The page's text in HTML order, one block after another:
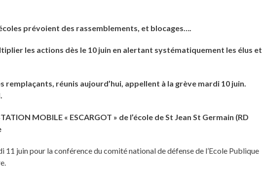
prévoient des rassemblements, et blocages….
les actions dès le 10 juin en alertant systématiquement les élus et
remplaçants, réunis aujourd’hui, appellent à la grève mardi 10 juin.
MOBILE « ESCARGOT » de l’école de St Jean St Germain (RD
juin pour la conférence du comité national de défense de l’Ecole Publique